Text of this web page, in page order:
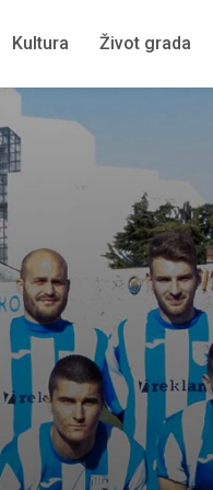
Kultura Život grada